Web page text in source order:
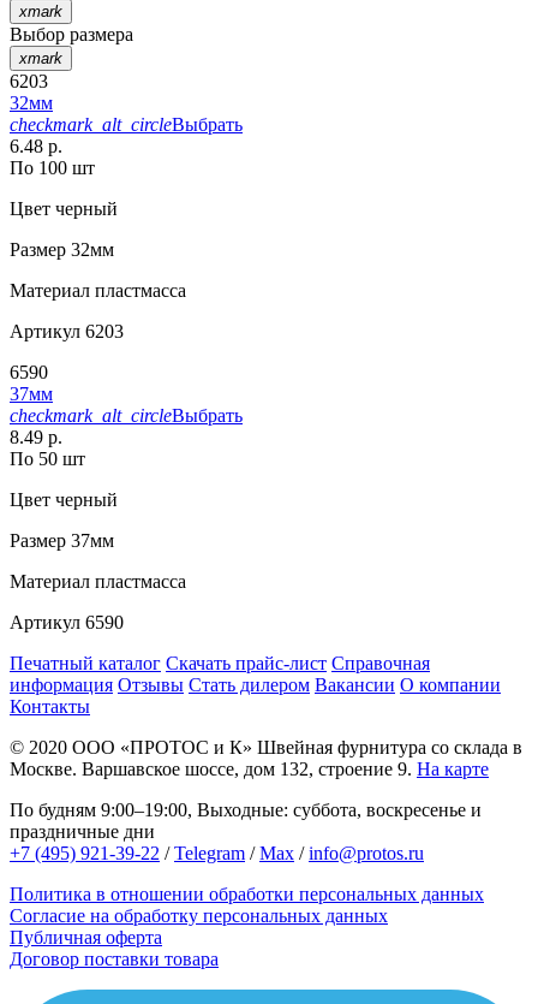
xmark
Выбор размера
xmark
6203
32мм
checkmark_alt_circleВыбрать
6.48 р.
По 100 шт
Цвет черный
Размер 32мм
Материал пластмасса
Артикул 6203
6590
37мм
checkmark_alt_circleВыбрать
8.49 р.
По 50 шт
Цвет черный
Размер 37мм
Материал пластмасса
Артикул 6590
Печатный каталог Скачать прайс-лист Справочная
информация Отзывы Стать дилером Вакансии О компании
Контакты
© 2020 ООО «ПРОТОС и К» Швейная фурнитура со склада в
Москве. Варшавское шоссе, дом 132, строение 9. На карте
По будням 9:00–19:00, Выходные: суббота, воскресенье и
праздничные дни
+7 (495) 921-39-22 /Telegram /Max /info@protos.ru
Политика в отношении обработки персональных данных
Согласие на обработку персональных данных
Публичная оферта
Договор поставки товара